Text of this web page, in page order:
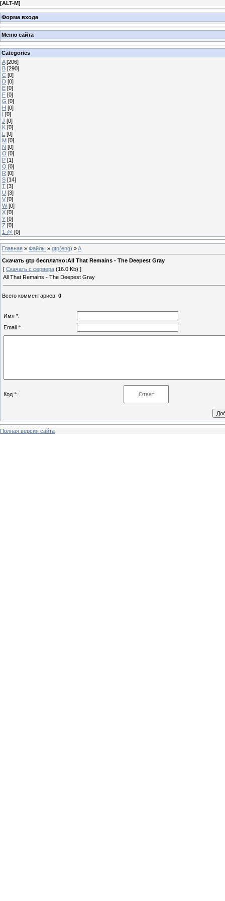
[ALT-M]
Форма входа
Меню сайта
Categories
A [206]
B [290]
C [0]
D [0]
E [0]
F [0]
G [0]
H [0]
I [0]
J [0]
K [0]
L [0]
M [0]
N [0]
O [0]
P [1]
Q [0]
R [0]
S [14]
T [3]
U [3]
V [0]
W [0]
X [0]
Y [0]
Z [0]
1-@ [0]
Главная » Файлы » gtp(eng) »A
Скачать gtp бесплатно:All That Remains - The Deepest Gray
[ Скачать с сервера (16.0 Kb) ]
All That Remains - The Deepest Gray
Всего комментариев: 0
Имя *:
Email *:
Код *:
Полная версия сайта